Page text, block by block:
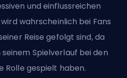
und einflussreichen
wahrscheinlich bei Fans
Reise gefolgt sind, da
Spielverlauf bei den
Rolle gespielt haben.